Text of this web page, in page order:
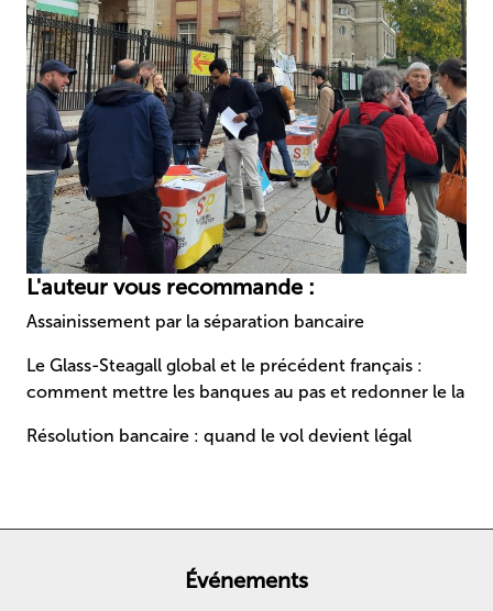
L'auteur vous recommande :
Assainissement par la séparation bancaire
Le Glass-Steagall global et le précédent français :
comment mettre les banques au pas et redonner le la
Résolution bancaire : quand le vol devient légal
Événements